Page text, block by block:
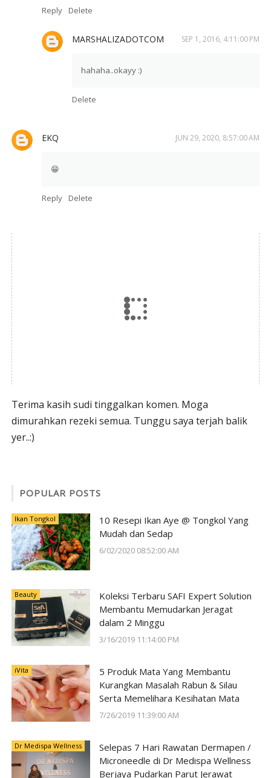
Reply Delete
MARSHALIZADOTCOM SEP 1, 2016, 4:11:00 PM
hahaha..okayy :)
Delete
EKQ JUN 29, 2020, 8:57:00 AM
😁
Reply Delete
Terima kasih sudi tinggalkan komen. Moga
dimurahkan rezeki semua. Tunggu saya terjah balik
yer..:)
POPULAR POSTS
Ikan Tongkol
10 Resepi Ikan Aye @ Tongkol Yang
Mudah dan Sedap
6/02/2020 08:52:00 AM
Beauty
Koleksi Terbaru SAFI Expert Solution
Membantu Memudarkan Jeragat
dalam 2 Minggu
3/16/2019 11:14:00 PM
iVita
5 Produk Mata Yang Membantu
Kurangkan Masalah Rabun & Silau
Serta Memelihara Kesihatan Mata
7/26/2019 11:39:00 AM
Dr Medispa Wellness
Selepas 7 Hari Rawatan Dermapen /
Microneedle di Dr Medispa Wellness
Berjaya Pudarkan Parut Jerawat